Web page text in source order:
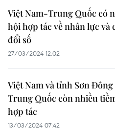
Việt Nam-Trung Quốc có
hội hợp tác về nhân lực và
đổi số
27/03/2024 12:02
Việt Nam và tỉnh Sơn Đông
Trung Quốc còn nhiều
hợp tác
13/03/2024 07:42